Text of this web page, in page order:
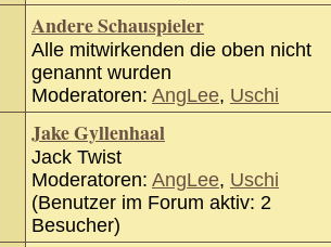
Andere Schauspieler
Alle mitwirkenden die oben nicht
genannt wurden
Moderatoren: AngLee, Uschi
Jake Gyllenhaal
Jack Twist
Moderatoren: AngLee, Uschi
(Benutzer im Forum aktiv: 2
Besucher)